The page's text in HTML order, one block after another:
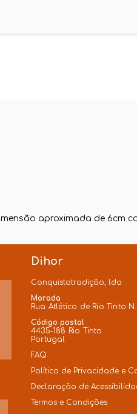
aproximada de 6cm
Dihor
Conquistatradição, lda
Morada
Rua Atlético de Rio Tinto
Código postal
4435-188 Rio Tinto
Portugal
FAQ
Política de Privacidade e
Declaração de
Termos e Condições